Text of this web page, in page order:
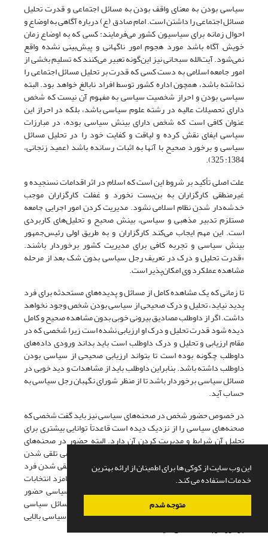
این وب سایت از کوکی ها برای اطمینان از ارائه بهترین
خدمات استفاده می کند.
متوجه شدم
سیاسی بودن به معنای واقف بودن به مسائل اجتماعی و قدرت تحلیل
مسائل اجتماعی را داشتن است. امام صادق (ع) درباره آگاهی به اوضاع و
احوال زمانه برای سیاسیون کشور می‌فرمایند: کسی که به اوضاع زمان
خویش آگاه باشد مورد هجوم امور ناگهانی و پیش‌بینی نشده واقع
نمی‌شود. آیت‌الله سبحانی نیز این‌گونه تعبیر می‌کنند که تسلیم بخشی از
امور جامعه اسلامی به دست کسی که قدرت بر تحلیل مسائل اجتماعی را
نداشته باشد، همچون اداره کشور توسط افراد نابالغ خواهد بود. البته
سیاسی بودن و احراز شخصیت سیاسی به مفهوم آن نیست که شخص
دارای تحصیلات عالیه در رشته‌ علوم سیاسی باشد، بلکه در احراز این
عنوان کافی است که شخص دارای بینش سیاسی بوده، در مبارزات
سیاسی ایفای نقش کرده و لیاقت و کفایت خود را در تحلیل مسائل
سیاسی و برخورد صحیح با آنها به اثبات رسانده باشد (عمید زنجانی،
1384: 325).
علت اصلی تأکید بر شروط این است که اسلام در اثر اقدامات نسنجیده و
غیرمنطقی کارگزاران به بن‌بست نخورد و غفلت کارگزاران موجب
خدشه‌دار شدن نظام اسلامی نشود. مدیریت کردن امور اجرایی جامعه
مستلزم تدبیر مذهبی و سیاسی، بینش صحیح و تحلیل‌های کاربردی
است. این مهم ایجاب می‌کند کارگزاران و به طریق اولی رئیس‌جمهور
بینش سیاسی و تجربه کافی برای مدیریت کشور برخوردار باشند.
«قدرت تحلیل و درک در تعریف رجل سیاسی بدون شک بعد از مرحله
مشاهده عملکرد وی امکان‌پذیر است.
تا زمانی که یک مشاهده کامل از مسائل و پدیده‌های مستحدثه برای فرد
پدید نیاید، تحلیل و درک صحیحی از سیاسی بودن شخص وجود نخواهد
داشت. اگر از داوطلب مصادیق بیرونی خوبی بدون مشاهده صحیح و کامل
دیده شود قدرت تحلیل و درک او ارزیابی نشده است زیرا شخصی که در
مقام ارزیابی و تحلیل و درک داوطلب است باید بداند ورودی داده‌های
داوطلب چگونه بوده است تا بتواند ارزیابی صحیحی از سیاسی بودن
داوطلب داشته باشد. بنابراین داوطلب باید از مشاهدات و دید خوبی در
مسائل سیاسی برخوردار باشد تا از منظر شورای نگهبان رجل سیاسی به
حساب آید.
در خصوص حضور شخص در صحنه‌های سیاسی نیز باید گفت شخصی که
صحنه‌های سیاسی را از نزدیک دیده است قاعدتاً توانایی بیشتری برای
تحلیل آن شرایط و مدیریت کردن آن دارد. البته حضور در صحنه‌های
سیاسی به معنای رفتار سیاسی فرد نیست و ملاک سیاسی تلقی شدن
داوطلب نیست اما مؤلفه‌ای است که می‌تواند در سیاسی تلقی شدن فرد
از حیث تجربی و مدیریتی کارگشا باشد. این گزاره یعنی نامزد انتخابات
ریاست‌جمهوری تا حدی در میادین داخلی و بین‌المللی سیاسی حضور
دارد که امکان کسب اطلاعات اولیه و مشاهده دقیق مسائل سیاسی
برایش فراهم بوده است و عرفاً این شخص باید از آگاهی سیاسی بالایی
برخوردار باشد» (طحان نظیف، 1399: 55).